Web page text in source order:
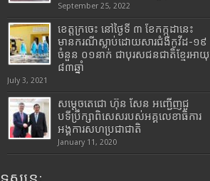
September 25, 2022
ខេត្តក្រចេះ នៅថ្ងៃទី ៣ ខែកក្កដានេះ
មានករណីស្លាប់ដោយសារជំងឺកូវីដ-១៩
ចំនួន ០១នាក់ ជាបុរសជនជាតិខ្មែរអាយុ
៨៣ឆ្នាំ
July 3, 2021
សម្តេចតេជោ ហ៊ុន សែន អញ្ជើញជួ
បទីប្រឹក្សាពិសេសរបស់អគ្គលេខាធិការ
អង្គការសហប្រជាជាតិ
January 11, 2020